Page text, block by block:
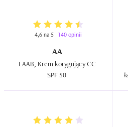
4,6 na 5 140 opinii
AA
LAAB, Krem korygujący CC